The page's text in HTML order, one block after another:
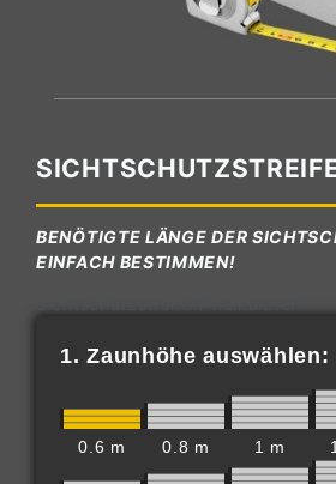
BENÖTIGTE LÄNGE DER
EINFACH BESTIMMEN!
1. Zaunhöhe auswählen:
0.6 m 0.8 m 1 m